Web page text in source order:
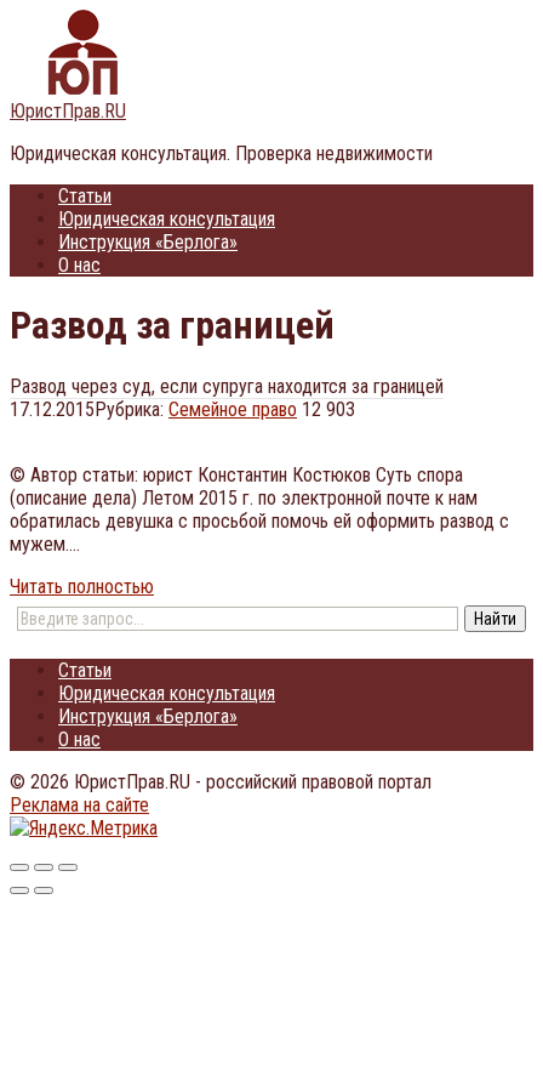
Перейти
контенту
ЮристПрав.RU
Юридическая консультация. Проверка недвижимости
Статьи
Юридическая консультация
Инструкция «Берлога»
О нас
Развод за границей
Развод через суд, если супруга находится за границей
17.12.2015Рубрика: Семейное право 12 903
© Автор статьи: юрист Константин Костюков Суть спора
(описание дела) Летом 2015 г. по электронной почте к нам
обратилась девушка с просьбой помочь ей оформить развод с
мужем….
Читать полностью
Статьи
Юридическая консультация
Инструкция «Берлога»
О нас
© 2026 ЮристПрав.RU - российский правовой портал
Реклама на сайте